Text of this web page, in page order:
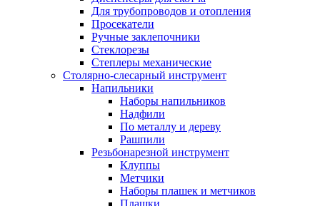
Для трубопроводов и отопления
Просекатели
Ручные заклепочники
Стеклорезы
Степлеры механические
Столярно-слесарный инструмент
Напильники
Наборы напильников
Надфили
По металлу и дереву
Рашпили
Резьбонарезной инструмент
Клуппы
Метчики
Наборы плашек и метчиков
Плашки